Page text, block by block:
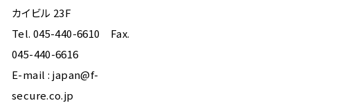
カイビル 23F
Tel. 045-440-6610 Fax.
045-440-6616
E-mail : japan@f-
secure.co.jp